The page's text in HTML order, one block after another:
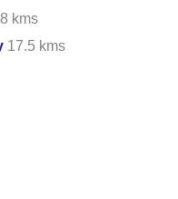
kms
17.5 kms